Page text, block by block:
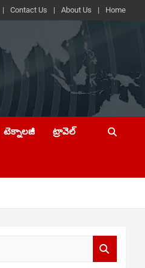
Contact Us About Us Home
టెక్నాలజీ ట్రావెల్